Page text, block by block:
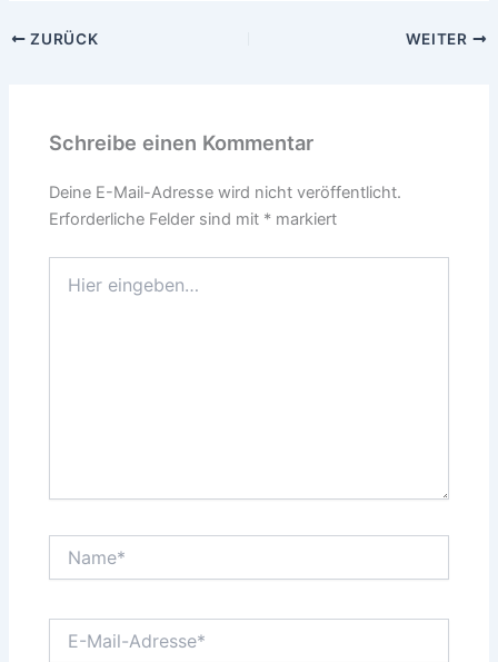
ZURÜCK WEITER
Schreibe einen Kommentar
Deine E-Mail-Adresse wird nicht veröffentlicht.
Erforderliche Felder sind mit * markiert
eingeben…
Mail-